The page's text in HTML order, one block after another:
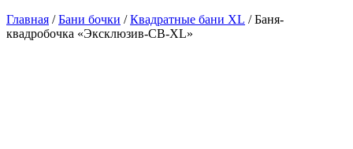
Главная /Бани бочки /Квадратные бани XL / Баня-
квадробочка «Эксклюзив-СВ-XL»